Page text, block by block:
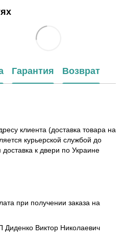
Гарантия Возврат
клиента (доставка товара на
курьерской службой до
к двери по Украине
при получении заказа на
Диденко Виктор Николаевич